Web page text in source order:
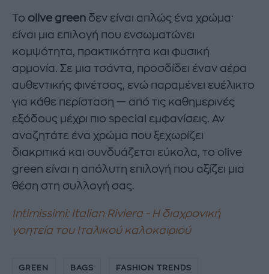
Το olive green δεν είναι απλώς ένα χρώμα·
είναι μια επιλογή που ενσωματώνει
κομψότητα, πρακτικότητα και φυσική
αρμονία. Σε μια τσάντα, προσδίδει έναν αέρα
αυθεντικής φινέτσας, ενώ παραμένει ευέλικτο
για κάθε περίσταση — από τις καθημερινές
εξόδους μέχρι πιο special εμφανίσεις. Αν
αναζητάτε ένα χρώμα που ξεχωρίζει
διακριτικά και συνδυάζεται εύκολα, το olive
green είναι η απόλυτη επιλογή που αξίζει μια
θέση στη συλλογή σας.
Intimissimi: Italian Riviera - Η διαχρονική
γοητεία του Ιταλικού καλοκαιριού
GREEN BAGS FASHION TRENDS